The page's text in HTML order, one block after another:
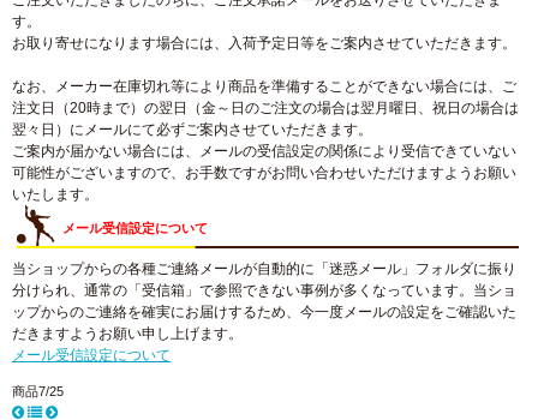
す。
お取り寄せになります場合には、入荷予定日等をご案内させていただきます。
なお、メーカー在庫切れ等により商品を準備することができない場合には、ご
注文日（20時まで）の翌日（金～日のご注文の場合は翌月曜日、祝日の場合は
翌々日）にメールにて必ずご案内させていただきます。
ご案内が届かない場合には、メールの受信設定の関係により受信できていない
可能性がございますので、お手数ですがお問い合わせいただけますようお願い
いたします。
メール受信設定について
当ショップからの各種ご連絡メールが自動的に「迷惑メール」フォルダに振り
分けられ、通常の「受信箱」で参照できない事例が多くなっています。当ショ
ップからのご連絡を確実にお届けするため、今一度メールの設定をご確認いた
だきますようお願い申し上げます。
メール受信設定について
商品7/25